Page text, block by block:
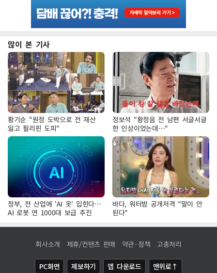
많이 본 기사
황기순 "원정 도박으로 전 재산
잃고 필리핀 도피"
정보석 "황정음 전 남편 서글서글
한 인상이었는데…"
정부, 전 산업에 'AI 옷' 입힌다…
AI 로봇 연 1000대 보급 추진
바다, 워터밤 공개저격 "말이 안
된다"
회사소개 제휴/컨텐츠 판매 약관·정책 고충처리
PC화면 제보하기 앱 다운로드 맨위로↑